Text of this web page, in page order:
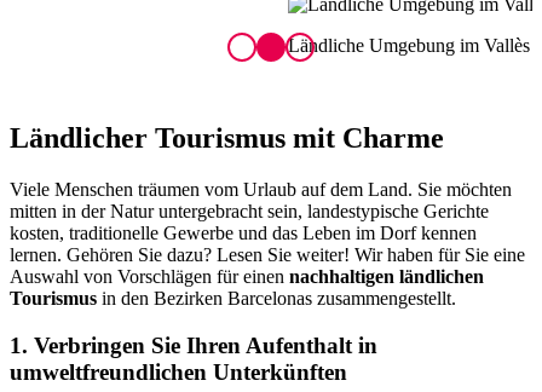
Ländliche Umgebung im Vallès Oriental
Ländlicher Tourismus mit Charme
Viele Menschen träumen vom Urlaub auf dem Land. Sie möchten
mitten in der Natur untergebracht sein, landestypische Gerichte
kosten, traditionelle Gewerbe und das Leben im Dorf kennen
lernen. Gehören Sie dazu? Lesen Sie weiter! Wir haben für Sie eine
Auswahl von Vorschlägen für einen nachhaltigen ländlichen
Tourismus in den Bezirken Barcelonas zusammengestellt.
1. Verbringen Sie Ihren Aufenthalt in
umweltfreundlichen Unterkünften